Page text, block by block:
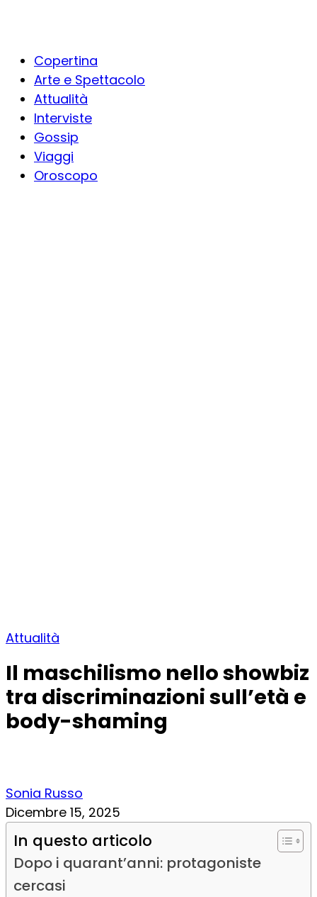
Copertina
Arte e Spettacolo
Attualità
Interviste
Gossip
Viaggi
Oroscopo
Attualità
Il maschilismo nello showbiz
tra discriminazioni sull’età e
body-shaming
Sonia Russo
Dicembre 15, 2025
In questo articolo
Dopo i quarant’anni: protagoniste
cercasi